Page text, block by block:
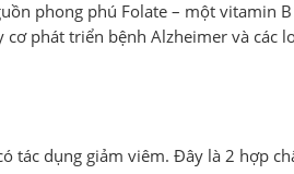
phong phú Folate – một vitamin
phát triển bệnh Alzheimer và các
tác dụng giảm viêm. Đây là 2 hợp